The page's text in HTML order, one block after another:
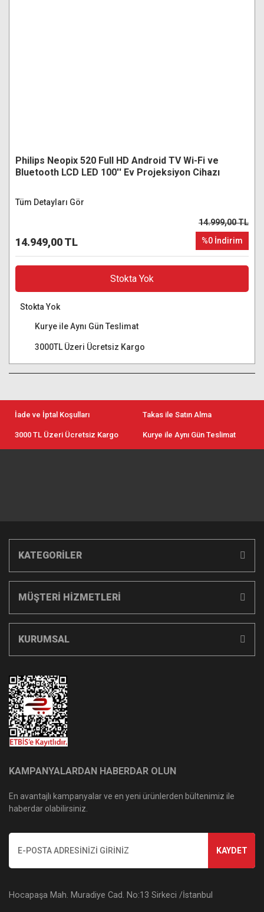
Philips Neopix 520 Full HD Android TV Wi-Fi ve
Bluetooth LCD LED 100'' Ev Projeksiyon Cihazı
Tüm Detayları Gör
14.949,00 TL
14.999,00 TL
%0 İndirim
Stokta Yok
Stokta Yok
Kurye ile Aynı Gün Teslimat
3000TL Üzeri Ücretsiz Kargo
İade ve İptal Koşulları Takas ile Satın Alma
3000 TL Üzeri Ücretsiz Kargo Kurye ile Aynı Gün Teslimat
KATEGORİLER
MÜŞTERİ HİZMETLERİ
KURUMSAL
KAMPANYALARDAN HABERDAR OLUN
En avantajlı kampanyalar ve en yeni ürünlerden bültenimiz ile
haberdar olabilirsiniz.
KAYDET
Hocapaşa Mah. Muradiye Cad. No:13 Sirkeci /İstanbul